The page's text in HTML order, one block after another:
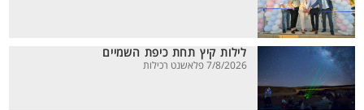
לילות קיץ תחת כיפת השמיים
7/8/2026 פלאשנט רכילות